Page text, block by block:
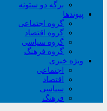
برگه دو ستونه
پیوندها
گروه اجتماعی
گروه اقتصاد
گروه سیاسی
گروه فرهنگ
ویژه خبری
اجتماعی
اقتصاد
سیاسی
فرهنگ